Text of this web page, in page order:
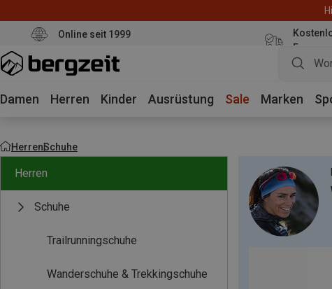
Online seit 1999
Euro
Damen Herren Kinder Ausrüstung Sale Marken
HerrenSchuhe
Herren
Schuhe
Trailrunningschuhe
Wanderschuhe & Trekkingschuhe